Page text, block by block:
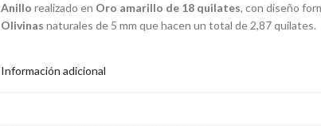
Anillo realizado en Oro amarillo de 18 quilates, con diseño
Olivinas naturales de 5 mm que hacen un total de 2,87 quilates.
Información adicional